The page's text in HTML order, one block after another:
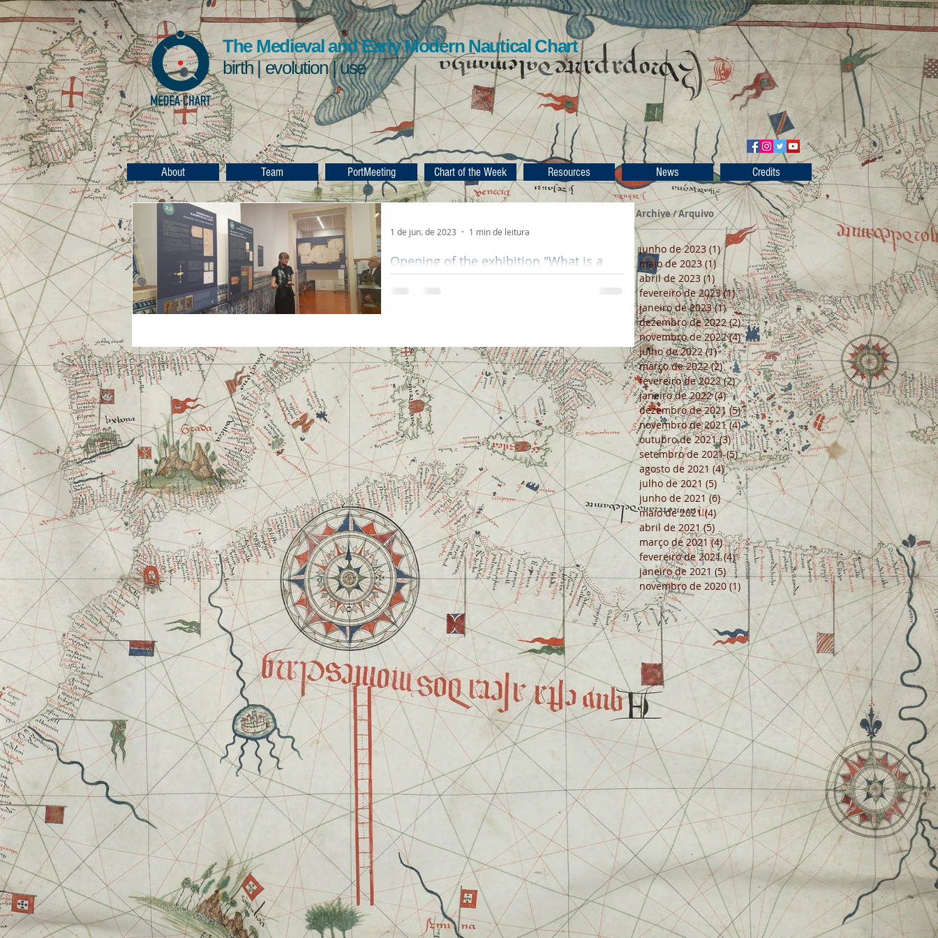
The Medieval and Early Modern Nautical Chart
birth | evolution | use
About Team PortMeeting Chart of the Week Resources News Credits
Opening of the exhibition "What is a
nautical chart really?", Hydrographic
Institute in Lisbon, on the 18th of May,...
1 de jun. de 2023 1 min de leitura
Archive / Arquivo
junho de 2023 (1)1 post
maio de 2023 (1)1 post
abril de 2023 (1) 1 post
fevereiro de 2023 (1)1 post
janeiro de 2023 (1)1 post
dezembro de 2022 (2)2 posts
novembro de 2022 (4)4 posts
julho de 2022 (1)1 post
março de 2022 (2)2 posts
fevereiro de 2022 (2)2 posts
janeiro de 2022 (4)4 posts
dezembro de 2021 (5)5 posts
novembro de 2021 (4)4 posts
outubro de 2021 (3)3 posts
setembro de 2021 (5)5 posts
agosto de 2021 (4)4 posts
julho de 2021 (5) 5 posts
junho de 2021 (6)6 posts
maio de 2021 (4)4 posts
abril de 2021 (5) 5 posts
março de 2021 (4)4 posts
fevereiro de 2021 (4)4 posts
janeiro de 2021 (5)5 posts
novembro de 2020 (1) 1 post